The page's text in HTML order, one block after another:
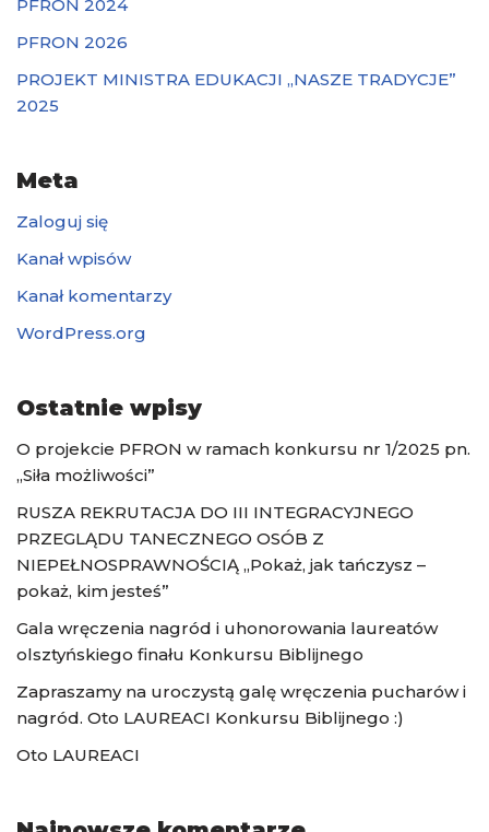
PFRON 2024
PFRON 2026
PROJEKT MINISTRA EDUKACJI „NASZE TRADYCJE”
2025
Meta
Zaloguj się
Kanał wpisów
Kanał komentarzy
WordPress.org
Ostatnie wpisy
O projekcie PFRON w ramach konkursu nr 1/2025 pn.
„Siła możliwości”
RUSZA REKRUTACJA DO III INTEGRACYJNEGO
PRZEGLĄDU TANECZNEGO OSÓB Z
NIEPEŁNOSPRAWNOŚCIĄ „Pokaż, jak tańczysz –
pokaż, kim jesteś”
Gala wręczenia nagród i uhonorowania laureatów
olsztyńskiego finału Konkursu Biblijnego
Zapraszamy na uroczystą galę wręczenia pucharów i
nagród. Oto LAUREACI Konkursu Biblijnego :)
Oto LAUREACI